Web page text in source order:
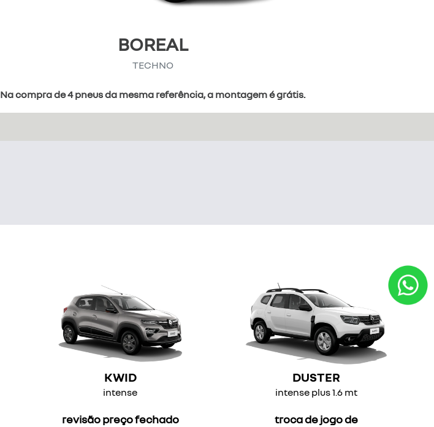
BOREAL
TECHNO
Na compra de 4 pneus da mesma referência, a montagem é grátis.
KWID
intense
revisão preço fechado
DUSTER
intense plus 1.6 mt
troca de jogo de